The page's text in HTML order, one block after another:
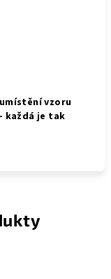
vzoru
každá je tak